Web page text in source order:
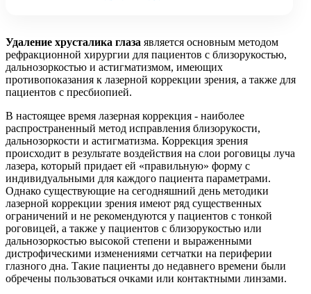
Удаление хрусталика глаза является основным методом
рефракционной хирургии для пациентов с близорукостью,
дальнозоркостью и астигматизмом, имеющих
противопоказания к лазерной коррекции зрения, а также для
пациентов с пресбиопией.
В настоящее время лазерная коррекция - наиболее
распространенный метод исправления близорукости,
дальнозоркости и астигматизма. Коррекция зрения
происходит в результате воздействия на слои роговицы луча
лазера, который придает ей «правильную» форму с
индивидуальными для каждого пациента параметрами.
Однако существующие на сегодняшний день методики
лазерной коррекции зрения имеют ряд существенных
ограничений и не рекомендуются у пациентов с тонкой
роговицей, а также у пациентов с близорукостью или
дальнозоркостью высокой степени и выраженными
дистрофическими изменениями сетчатки на периферии
глазного дна. Такие пациенты до недавнего времени были
обречены пользоваться очками или контактными линзами.